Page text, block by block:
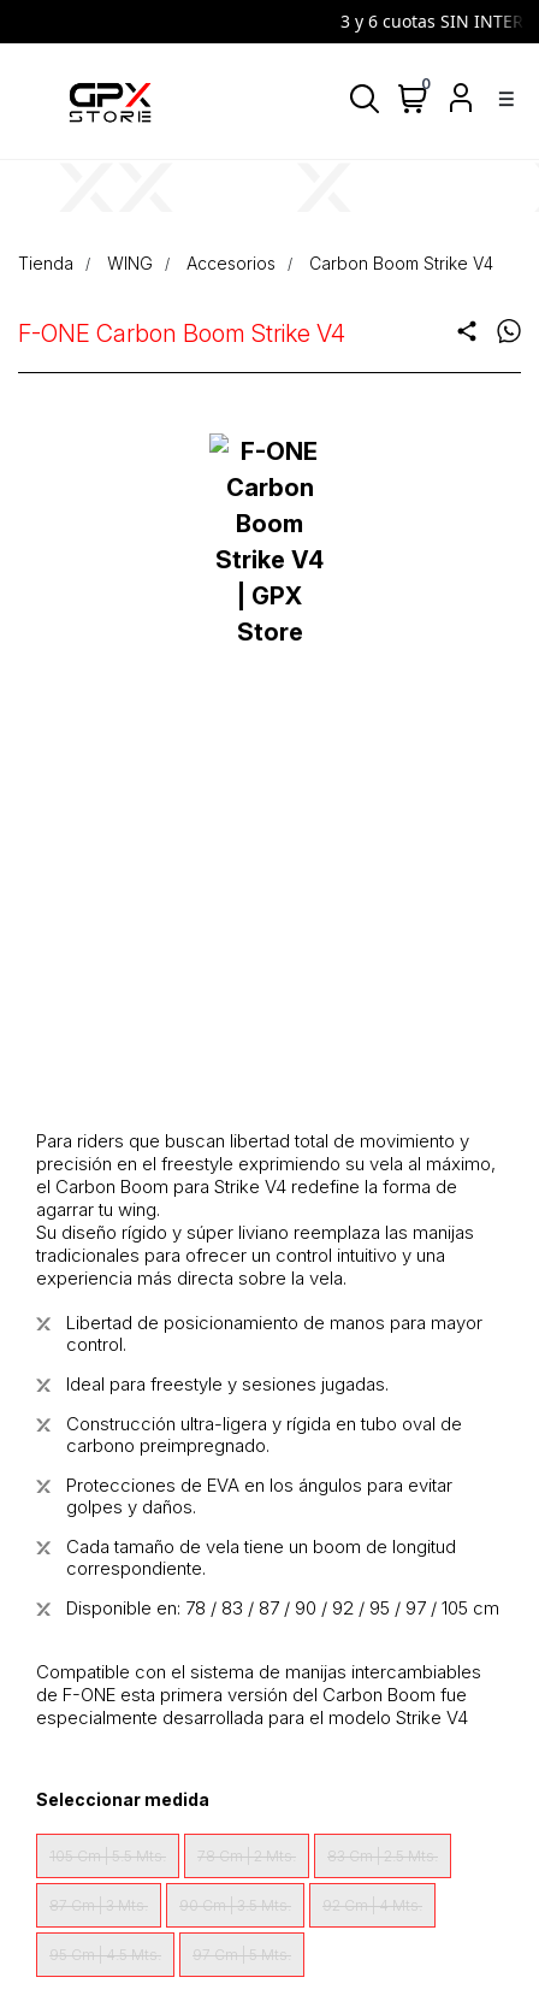
3 y 6 cuotas SIN
density_medium
0
Tienda WING Accesorios Carbon Boom Strike V4
F-ONE Carbon Boom Strike V4 share
Para riders que buscan libertad total de movimiento y
precisión en el freestyle exprimiendo su vela al máximo,
el Carbon Boom para Strike V4 redefine la forma de
agarrar tu wing.
Su diseño rígido y súper liviano reemplaza las manijas
tradicionales para ofrecer un control intuitivo y una
experiencia más directa sobre la vela.
Libertad de posicionamiento de manos para mayor
control.
Ideal para freestyle y sesiones jugadas.
Construcción ultra-ligera y rígida en tubo oval de
carbono preimpregnado.
Protecciones de EVA en los ángulos para evitar
golpes y daños.
Cada tamaño de vela tiene un boom de longitud
correspondiente.
Disponible en: 78 / 83 / 87 / 90 / 92 / 95 / 97 / 105 cm
Compatible con el sistema de manijas intercambiables
de F-ONE esta primera versión del Carbon Boom fue
especialmente desarrollada para el modelo Strike V4
Seleccionar medida
105 Cm | 5.5 Mts. 78 Cm | 2 Mts. 83 Cm | 2.5 Mts.
87 Cm | 3 Mts. 90 Cm | 3.5 Mts. 92 Cm | 4 Mts.
95 Cm | 4.5 Mts. 97 Cm | 5 Mts.